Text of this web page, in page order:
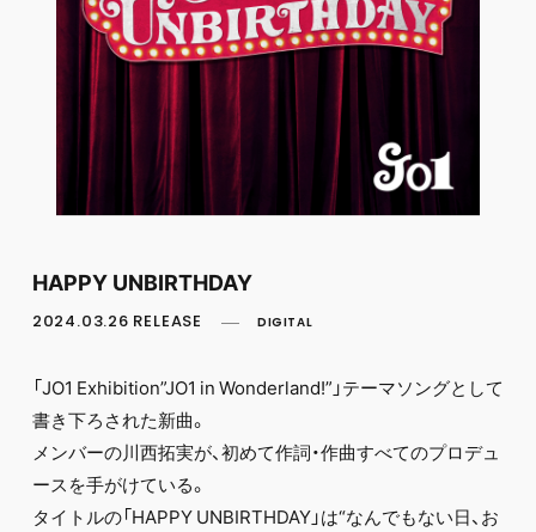
FC NEWS
PHOTO
WEB RADIO
J-Clip
SPECIAL
RELAY BLOG
STAFF BLOG
JOINLOGIN
HAPPY UNBIRTHDAY
2024.03.26 RELEASE DIGITAL
「JO1 Exhibition”JO1 in Wonderland!”」テーマソングとして
書き下ろされた新曲。
メンバーの川⻄拓実が、初めて作詞・作曲すべてのプロデュ
ースを手がけている。
タイトルの「HAPPY UNBIRTHDAY」は“なんでもない日、お